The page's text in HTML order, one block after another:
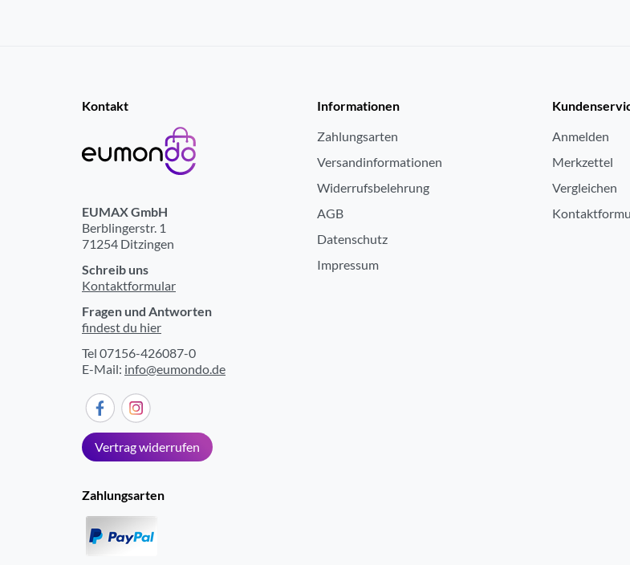
Kontakt
EUMAX GmbH
Berblingerstr. 1
71254 Ditzingen
Schreib uns
Kontaktformular
Fragen und Antworten
findest du hier
Tel 07156-426087-0
E-Mail: info@eumondo.de
Vertrag widerrufen
Informationen
Zahlungsarten
Versandinformationen
Widerrufsbelehrung
AGB
Datenschutz
Impressum
Anmelden
Merkzettel
Vergleichen
Zahlungsarten